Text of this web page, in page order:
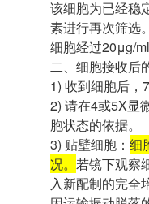
该细胞为已经稳
素进行再次筛选。
细胞经过20μg/
二、细胞接收后
1) 收到细胞后，
2) 请在4或5X显
胞状态的依据。
3) 贴壁细胞： 细
况。 若镜下观察
入新配制的完全